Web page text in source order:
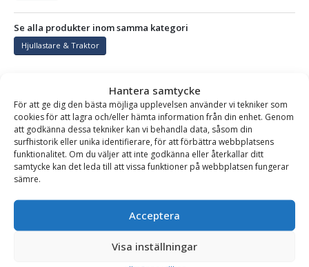
Hantera samtycke
För att ge dig den bästa möjliga upplevelsen använder vi tekniker som
cookies för att lagra och/eller hämta information från din enhet. Genom
att godkänna dessa tekniker kan vi behandla data, såsom din
surfhistorik eller unika identifierare, för att förbättra webbplatsens
funktionalitet. Om du väljer att inte godkänna eller återkallar ditt
samtycke kan det leda till att vissa funktioner på webbplatsen fungerar
sämre.
Acceptera
Visa inställningar
Se alla produkter inom samma kategori
Hjullastare & Traktor
BESKRIVNING
Gaffelställ – mekaniskt, fäste Stora BM, kapacitet 4000
kg, rambredd 1500 mm, gaffellängd 1200 mm
större teleskoplastare. Pallgaffeln är framtagen och anpassad
för dagens högt ställda krav på kvalitet, säkerhet och